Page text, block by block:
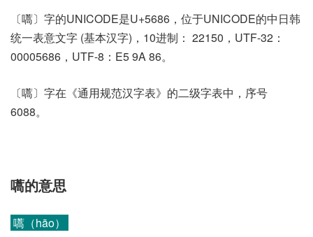
〔嚆〕字的UNICODE是U+5686，位于UNICODE的中日韩
统一表意文字 (基本汉字)，10进制： 22150，UTF-32：
00005686，UTF-8：E5 9A 86。
〔嚆〕字在《通用规范汉字表》的二级字表中，序号
6088。
嚆的意思
嚆（hāo）